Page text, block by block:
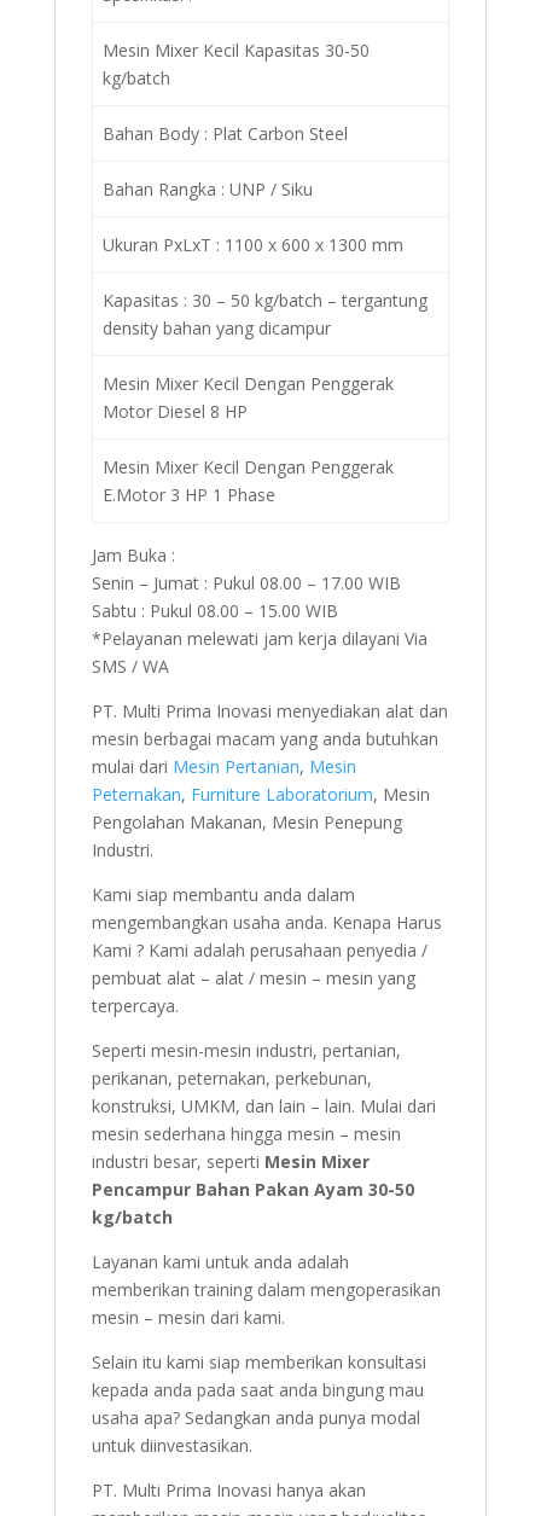
Mesin Mixer Kecil Kapasitas 30-50
kg/batch
Bahan Body : Plat Carbon Steel
Bahan Rangka : UNP / Siku
Ukuran PxLxT : 1100 x 600 x 1300 mm
Kapasitas : 30 – 50 kg/batch – tergantung
density bahan yang dicampur
Mesin Mixer Kecil Dengan Penggerak
Motor Diesel 8 HP
Mesin Mixer Kecil Dengan Penggerak
E.Motor 3 HP 1 Phase
Jam Buka :
Senin – Jumat : Pukul 08.00 – 17.00 WIB
Sabtu : Pukul 08.00 – 15.00 WIB
*Pelayanan melewati jam kerja dilayani Via
SMS / WA
PT. Multi Prima Inovasi menyediakan alat dan
mesin berbagai macam yang anda butuhkan
mulai dari Mesin Pertanian, Mesin
Peternakan, Furniture Laboratorium, Mesin
Pengolahan Makanan, Mesin Penepung
Industri.
Kami siap membantu anda dalam
mengembangkan usaha anda. Kenapa Harus
Kami ? Kami adalah perusahaan penyedia /
pembuat alat – alat / mesin – mesin yang
terpercaya.
Seperti mesin-mesin industri, pertanian,
perikanan, peternakan, perkebunan,
konstruksi, UMKM, dan lain – lain. Mulai dari
mesin sederhana hingga mesin – mesin
industri besar, seperti Mesin Mixer
Pencampur Bahan Pakan Ayam 30-50
kg/batch
Layanan kami untuk anda adalah
memberikan training dalam mengoperasikan
mesin – mesin dari kami.
Selain itu kami siap memberikan konsultasi
kepada anda pada saat anda bingung mau
usaha apa? Sedangkan anda punya modal
untuk diinvestasikan.
PT. Multi Prima Inovasi hanya akan